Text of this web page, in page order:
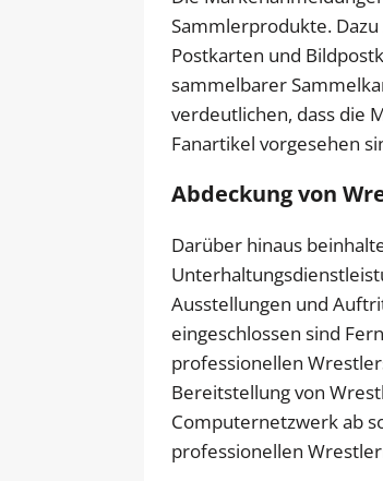
Sammlerprodukte.
Postkarten und
sammelbarer
verdeutlichen, dass die
Fanartikel vorgesehen
Abdeckung von
Darüber hinaus
Ausstellungen und
eingeschlossen sind
professionellen
Bereitstellung von
Computernetzwerk ab
professionellen